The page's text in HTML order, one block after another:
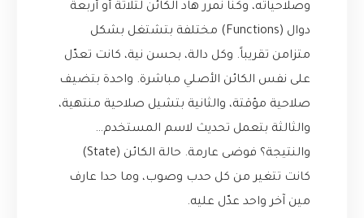
وصلاحياته، وكنا نمرر هاد الكائن لثلاثة أو أربعة
دوال (Functions) مختلفة بتشتغل بشكل
متزامن تقريباً. وكل دالة، بحسن نية، كانت تعدّل
على نفس الكائن الأصلي مباشرة. واحدة بتضيف
صلاحية مؤقتة، والثانية بتشيل صلاحية منتهية،
والثالثة بتعمل تحديث لاسم المستخدم…
والنتيجة؟ فوضى عارمة. حالة الكائن (State)
كانت تتغير من كل حدب وصوب، وما حدا عارف
مين آخر واحد عدّل عليه.